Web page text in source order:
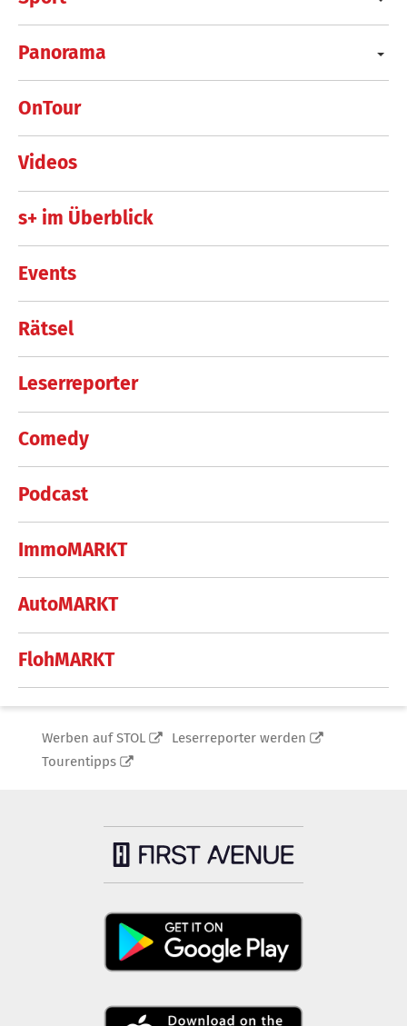
Panorama
OnTour
Videos
s+ im Überblick
Events
Rätsel
Leserreporter
Comedy
Podcast
ImmoMARKT
AutoMARKT
FlohMARKT
Werben auf STOL
Leserreporter werden
Tourentipps